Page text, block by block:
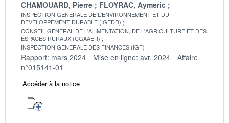
CHAMOUARD, Pierre
FLOYRAC, Aymeric
INSPECTION GENERALE DE L'ENVIRONNEMENT ET DU
DEVELOPPEMENT DURABLE (IGEDD)
CONSEIL GENERAL DE L'ALIMENTATION, DE L'AGRICULTURE ET DES
ESPACES RURAUX (CGAAER)
INSPECTION GENERALE DES FINANCES (IGF)
Rapport: mars 2024 Mise en ligne: avr. 2024
Affaire
n°015141-01
Accéder à la notice